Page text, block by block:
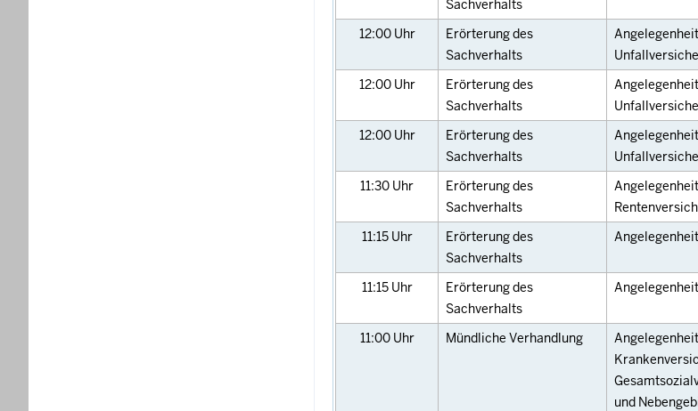
Sachverhalts
12:00 Uhr
Erörterung des
Sachverhalts
12:00 Uhr
Erörterung des
Sachverhalts
12:00 Uhr
Erörterung des
Sachverhalts
11:30 Uhr
Erörterung des
Sachverhalts
11:15 Uhr
Erörterung des
Sachverhalts
11:15 Uhr
Erörterung des
Sachverhalts
11:00 Uhr Mündliche Verhandlung
und